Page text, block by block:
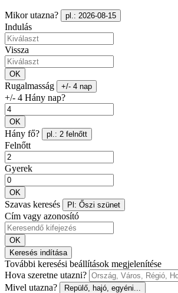
Mikor utazna? pl.: 2026-08-15
Indulás
Vissza
OK
Rugalmasság +/- 4 nap
+/- 4 Hány nap?
OK
Hány fő? pl.: 2 felnőtt
Felnőtt
Gyerek
OK
Szavas keresés Pl: Őszi szünet
Cím vagy azonosító
OK
Keresés indítása
További keresési beállítások megjelenítése
Hova szeretne utazni?
Mivel utazna?
Repülő, hajó, egyéni...